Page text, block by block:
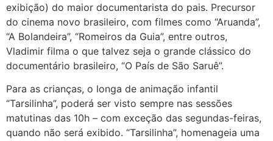
exibição) do maior documentarista do pais. Precursor
do cinema novo brasileiro, com filmes como “Aruanda”,
“A Bolandeira”, “Romeiros da Guia”, entre outros,
Vladimir filma o que talvez seja o grande clássico do
documentário brasileiro, “O País de São Saruê”.
Para as crianças, o longa de animação infantil
“Tarsilinha”, poderá ser visto sempre nas sessões
matutinas das 10h – com exceção das segundas-feiras,
quando não será exibido. “Tarsilinha”, homenageia uma